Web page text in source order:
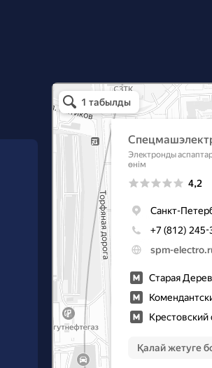
Спецмашэлектро
Электронные приборы и компоненты в